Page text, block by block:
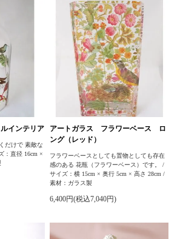
インテリア
だけで 素敵な
：直径 16cm ×
アートガラス フラワーベース ロ
ング（レッド）
フラワーベースとしても置物としても存在
感のある 花瓶（フラワーベース）です。 /
サイズ：横 15cm × 奥行 5cm × 高さ 28cm /
素材：ガラス製
6,400円(税込7,040円)